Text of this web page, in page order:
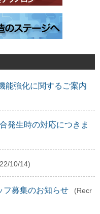
能強化に関するご案内
発生時の対応につきま
10/14)
フ募集のお知らせ
(Recr